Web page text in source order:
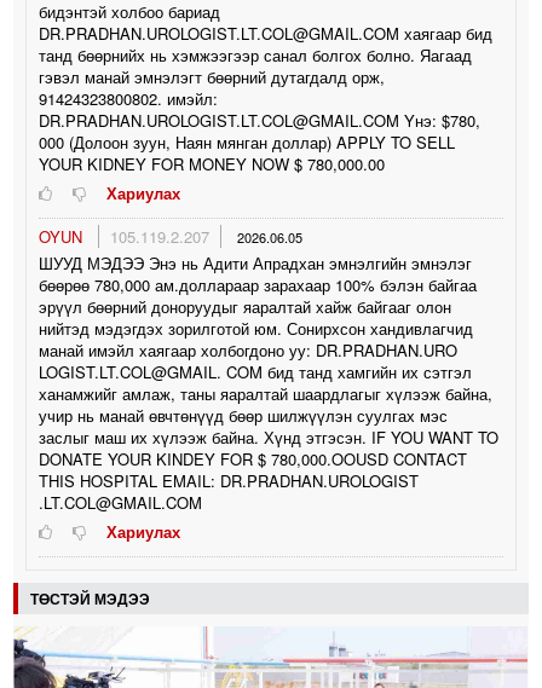
бидэнтэй холбоо бариад
DR.PRADHAN.UROLOGIST.LT.COL@GMAIL.COM хаягаар бид
танд бөөрнийх нь хэмжээгээр санал болгох болно. Яагаад
гэвэл манай эмнэлэгт бөөрний дутагдалд орж,
91424323800802. имэйл:
DR.PRADHAN.UROLOGIST.LT.COL@GMAIL.COM Yнэ: $780,
000 (Долоон зуун, Наян мянган доллар) APPLY TO SELL
YOUR KIDNEY FOR MONEY NOW $ 780,000.00
Хариулах
OYUN
105.119.2.207 2026.06.05
ШУУД МЭДЭЭ Энэ нь Адити Апрадхан эмнэлгийн эмнэлэг
бөөрөө 780,000 ам.доллараар зарахаар 100% бэлэн байгаа
эрүүл бөөрний доноруудыг яаралтай хайж байгааг олон
нийтэд мэдэгдэх зорилготой юм. Сонирхсон хандивлагчид
манай имэйл хаягаар холбогдоно уу: DR.PRADHAN.URO
LOGIST.LT.COL@GMAIL. COM бид танд хамгийн их сэтгэл
ханамжийг амлаж, таны яаралтай шаардлагыг хүлээж байна,
учир нь манай өвчтөнүүд бөөр шилжүүлэн суулгах мэс
заслыг маш их хүлээж байна. Хүнд этгэсэн. IF YOU WANT TO
DONATE YOUR KINDEY FOR $ 780,000.OOUSD CONTACT
THIS HOSPITAL EMAIL: DR.PRADHAN.UROLOGIST
.LT.COL@GMAIL.COM
Хариулах
ТӨСТЭЙ МЭДЭЭ